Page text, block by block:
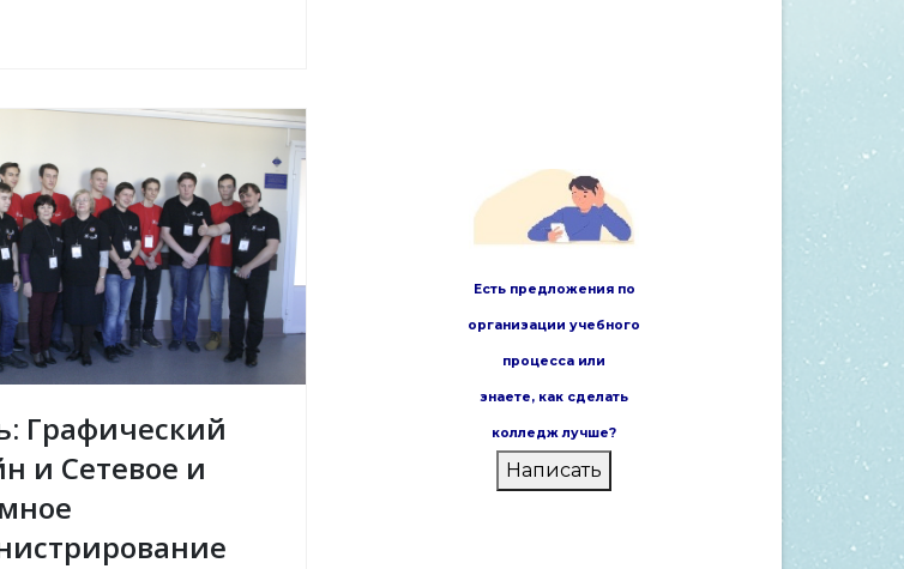
Графический
и Сетевое и
Есть предложения по
организации учебного
процесса или
знаете, как сделать
колледж лучше?
Написать